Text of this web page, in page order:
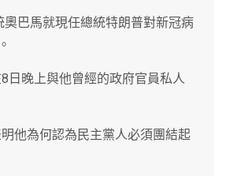
奧巴馬就現任總統特朗普對新冠病
日晚上與他曾經的政府官員私人
他為何認為民主黨人必須團結起